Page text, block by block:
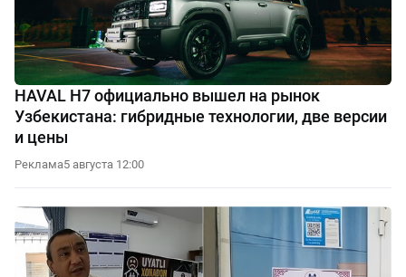
HAVAL H7 официально вышел на рынок
Узбекистана: гибридные технологии, две версии
и цены
Реклама5 августа 12:00